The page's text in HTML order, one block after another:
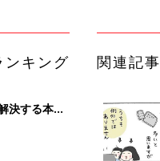
ンキング
決する本
月～2才
関連記事